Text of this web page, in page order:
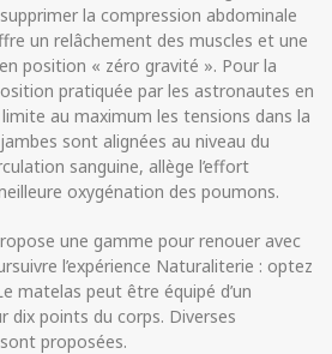
la compression abdominale
un relâchement des muscles et une
position « zéro gravité ». Pour la
pratiquée par les astronautes en
au maximum les tensions dans la
sont alignées au niveau du
sanguine, allège l’effort
oxygénation des poumons.
une gamme pour renouer avec
l’expérience Naturaliterie : optez
matelas peut être équipé d’un
dix points du corps. Diverses
proposées.